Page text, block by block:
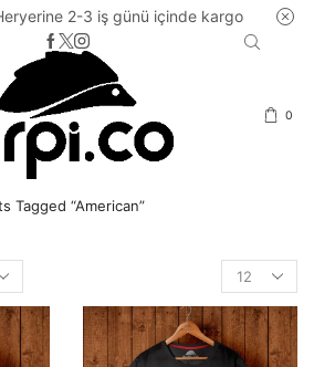
2-3 iş günü içinde kargo
0
Tagged “American”
Products
per
page